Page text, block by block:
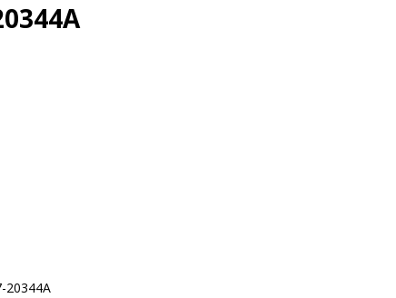
Originalní 1., police Samsung v levé části chladničky DA97-20344A